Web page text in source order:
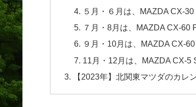
５月・６月は、MAZDA CX-30
７月・8月は、MAZDA CX-60
９月・10月は、MAZDA CX-
11月・12月は、MAZDA CX-5
【2023年】北関東マツダのカレ